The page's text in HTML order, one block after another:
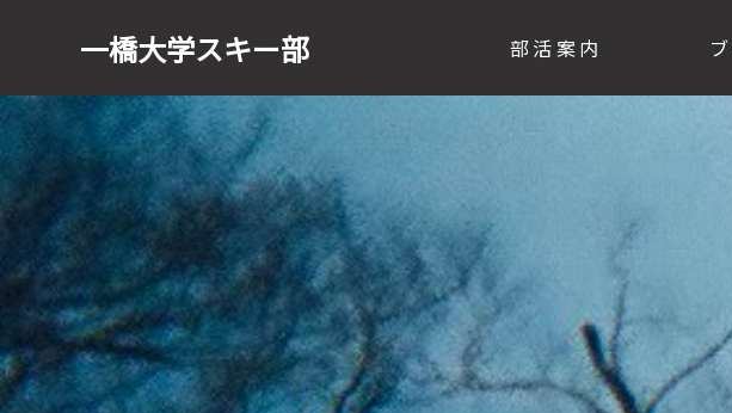
一橋大学スキー部 部活案内